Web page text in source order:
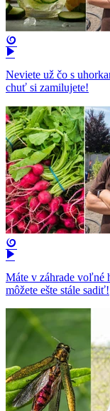
Neviete už čo s
chuť si zamilujete!
Máte v záhrade voľné
môžete ešte stále sadiť!